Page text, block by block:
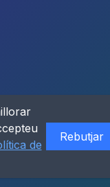
de
Rebutjar